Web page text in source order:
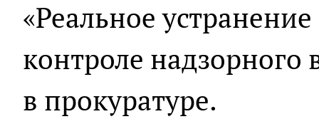
«Реальное
контроле надзорного
в прокуратуре.